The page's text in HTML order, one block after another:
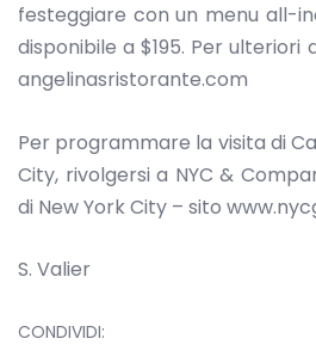
festeggiare con un menu all-
disponibile a $195. Per ulteriori
angelinasristorante.com
Per programmare la visita di
City, rivolgersi a NYC &
di New York City – sito
S. Valier
CONDIVIDI: